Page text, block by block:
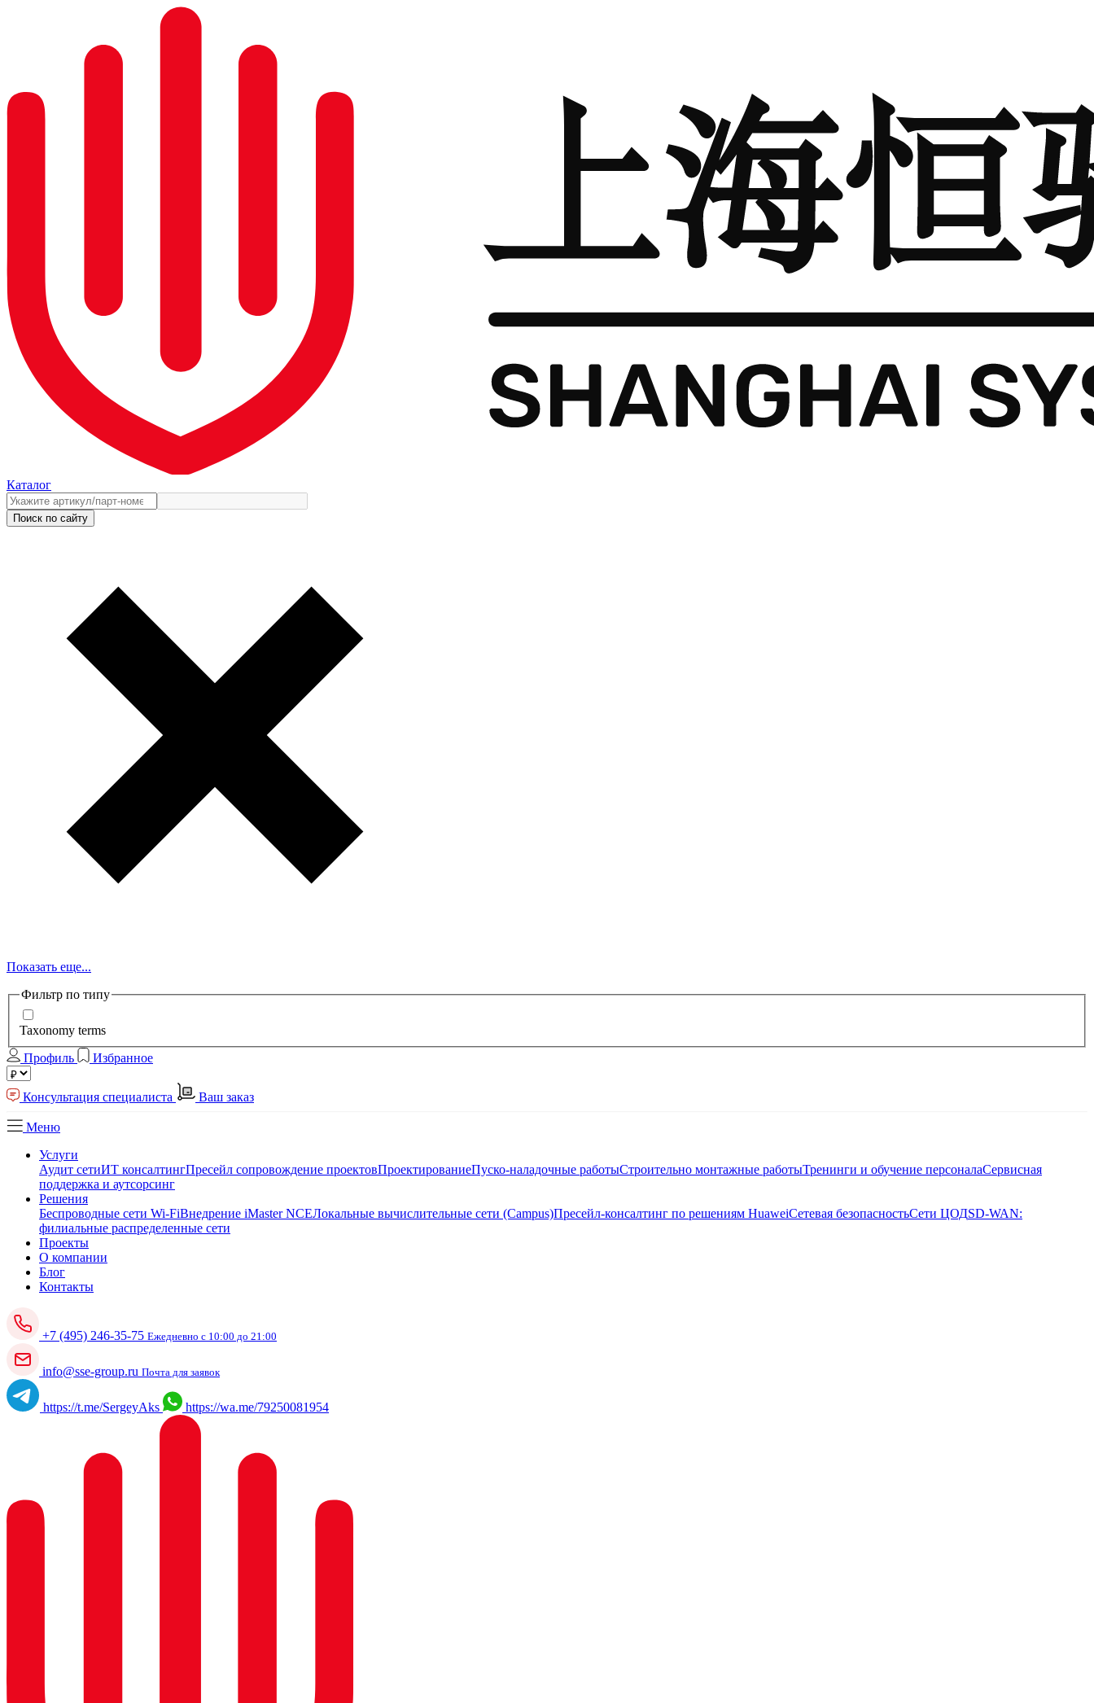
Каталог
Поиск по сайту
Показать еще...
Фильтр по типу
Taxonomy terms
Профиль
Избранное
Консультация специалиста Ваш заказ
Меню
Услуги
Аудит сетиИТ консалтингПресейл сопровождение проектовПроектированиеПуско-наладочные работыСтроительно монтажные работыТренинги и обучение персоналаСервисная
поддержка и аутсорсинг
Решения
Беспроводные сети Wi-FiВнедрение iMaster NCEЛокальные вычислительные сети (Campus)Пресейл-консалтинг по решениям HuaweiСетевая безопасностьСети ЦОДSD-WAN:
филиальные распределенные сети
Проекты
О компании
Блог
Контакты
+7 (495) 246-35-75 Ежедневно с 10:00 до 21:00
info@sse-group.ru Почта для заявок
https://t.me/SergeyAks https://wa.me/79250081954